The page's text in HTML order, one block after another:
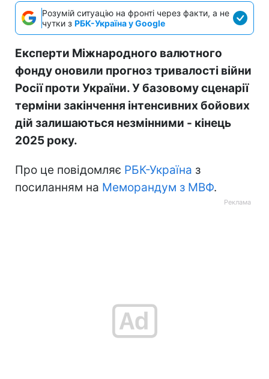
Розумій ситуацію на фронті через факти, а не
чутки з РБК-Україна у Google
Експерти Міжнародного валютного
фонду оновили прогноз тривалості війни
Росії проти України. У базовому сценарії
терміни закінчення інтенсивних бойових
дій залишаються незмінними - кінець
2025 року.
Про це повідомляє РБК-Україна з
посиланням на Меморандум з МВФ.